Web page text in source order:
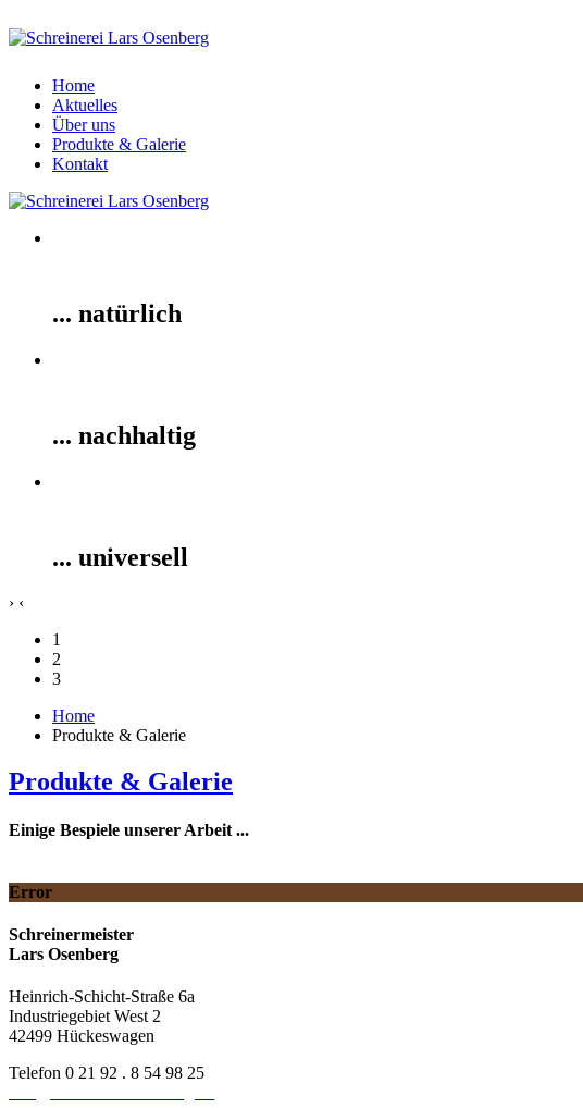
Home
Aktuelles
Über uns
Produkte & Galerie
Kontakt
... natürlich
... nachhaltig
... universell
› ‹
1
2
3
Home
Produkte & Galerie
Produkte & Galerie
Einige Bespiele unserer Arbeit ...
Error
Schreinermeister
Lars Osenberg
Heinrich-Schicht-Straße 6a
Industriegebiet West 2
42499 Hückeswagen
Telefon 0 21 92 . 8 54 98 25